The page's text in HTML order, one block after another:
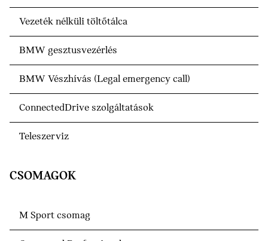
Vezeték nélküli töltőtálca
BMW gesztusvezérlés
BMW Vészhívás (Legal emergency call)
ConnectedDrive szolgáltatások
Teleszerviz
CSOMAGOK
M Sport csomag